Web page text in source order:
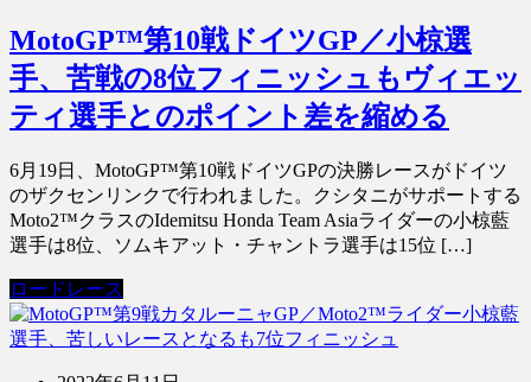
MotoGP™第10戦ドイツGP／小椋選
手、苦戦の8位フィニッシュもヴィエッ
ティ選手とのポイント差を縮める
6月19日、MotoGP™第10戦ドイツGPの決勝レースがドイツ
のザクセンリンクで行われました。クシタニがサポートする
Moto2™クラスのIdemitsu Honda Team Asiaライダーの小椋藍
選手は8位、ソムキアット・チャントラ選手は15位 […]
ロードレース